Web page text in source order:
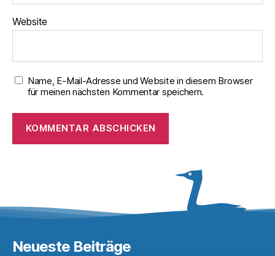
Website
Name, E-Mail-Adresse und Website in diesem Browser
für meinen nächsten Kommentar speichern.
Neueste Beiträge